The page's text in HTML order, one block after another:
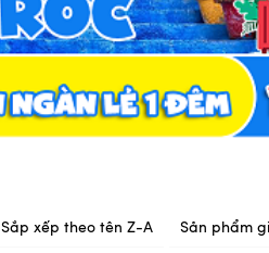
Sắp xếp theo tên Z-A Sản phẩm